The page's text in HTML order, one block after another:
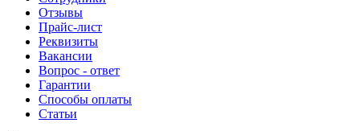
Отзывы
Прайс-лист
Реквизиты
Вакансии
Вопрос - ответ
Гарантии
Способы оплаты
Статьи